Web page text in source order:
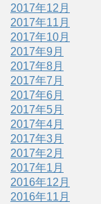
2017年12月
2017年11月
2017年10月
2017年9月
2017年8月
2017年7月
2017年6月
2017年5月
2017年4月
2017年3月
2017年2月
2017年1月
2016年12月
2016年11月